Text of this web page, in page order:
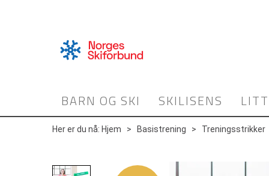
BARN OG SKI SKILISENS
Her er du nå: Hjem > Basistrening > Treningsstrikker